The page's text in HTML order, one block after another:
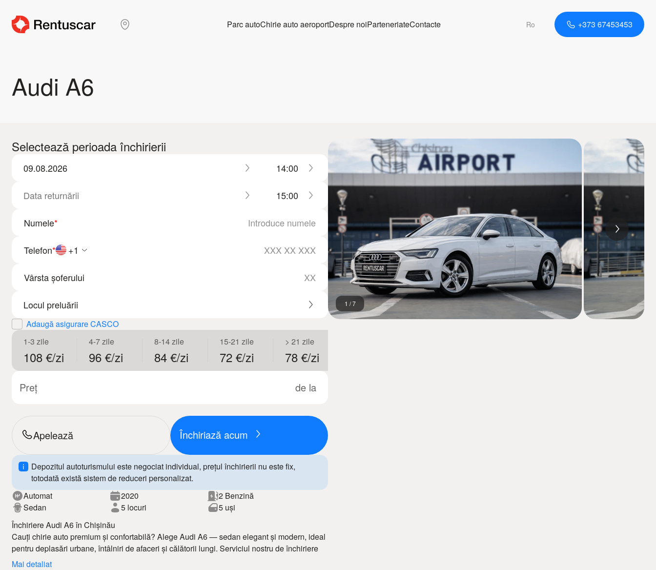
Parc autoChirie auto aeroportDespre noiParteneriateContacte Ro +373 67453453
Audi A6
Selectează perioada închirierii
14:00
15:00
Numele*
Telefon* +1
Vârsta șoferului
Adaugă asigurare CASCO
1-3 zile
108 €/zi
4-7 zile
96 €/zi
8-14 zile
84 €/zi
15-21 zile
72 €/zi
> 21 zile
78 €/zi
Preț de la
Apelează Închiriază acum
Depozitul autoturismului este negociat individual, prețul închirierii nu este fix,
totodată există sistem de reduceri personalizat.
Automat
2020
2 Benzină
Sedan
5 locuri
5 uși
Închiriere Audi A6 în Chișinău
Cauți chirie auto premium și confortabilă? Alege Audi A6 — sedan elegant și modern, ideal
pentru deplasări urbane, întâlniri de afaceri și călătorii lungi. Serviciul nostru de închiriere
auto în Chișinău îți oferă prețuri avantajoase, condiții flexibile și mașini în stare tehnică
Mai detaliat
1 /7